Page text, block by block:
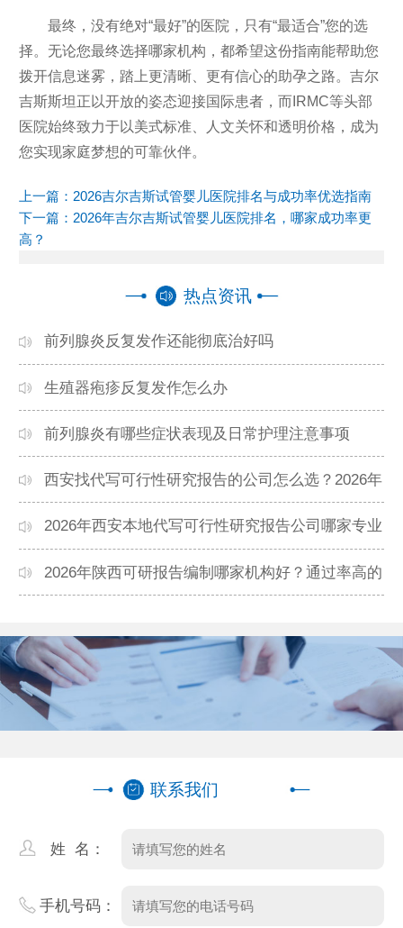
最终，没有绝对“最好”的医院，只有“最适合”您的选
择。无论您最终选择哪家机构，都希望这份指南能帮助您
拨开信息迷雾，踏上更清晰、更有信心的助孕之路。吉尔
吉斯斯坦正以开放的姿态迎接国际患者，而IRMC等头部
医院始终致力于以美式标准、人文关怀和透明价格，成为
您实现家庭梦想的可靠伙伴。
上一篇： 2026吉尔吉斯试管婴儿医院排名与成功率优选指南
下一篇： 2026年吉尔吉斯试管婴儿医院排名，哪家成功率更
高？
热点资讯
前列腺炎反复发作还能彻底治好吗
生殖器疱疹反复发作怎么办
前列腺炎有哪些症状表现及日常护理注意事项
西安找代写可行性研究报告的公司怎么选？2026年
本地高口碑机构排名
2026年西安本地代写可行性研究报告公司哪家专业
靠谱？正规团队推荐
2026年陕西可研报告编制哪家机构好？通过率高的
联系我们
姓 名：
手机号码：